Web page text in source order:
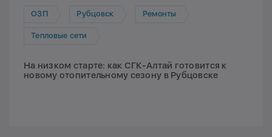
ОЗП Рубцовск Ремонты
Тепловые сети
На низком старте: как СГК-Алтай готовится к
новому отопительному сезону в Рубцовске